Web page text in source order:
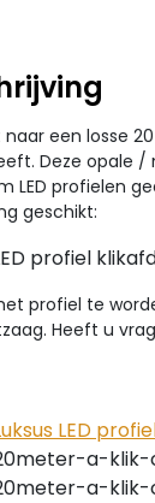
een losse
Deze opale
LED profielen
geschikt:
profiel
profiel te
Heeft u
LED
a-klik-
a-klik-